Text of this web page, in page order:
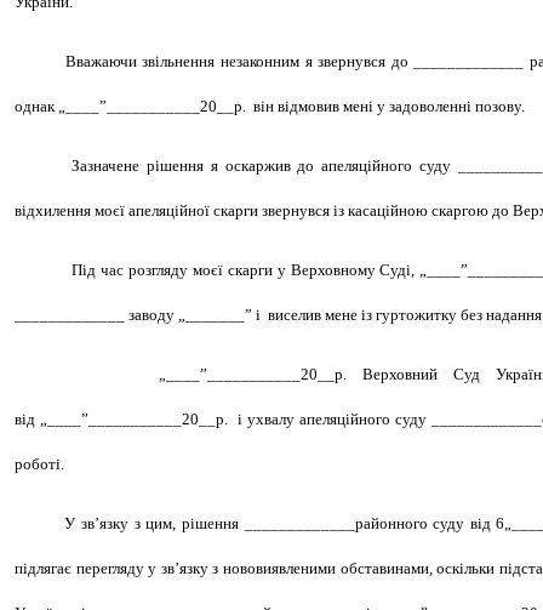
Вважаючи звільнення незаконним я звернувся до _____________
однак „____”___________20__р. він відмовив мені у задоволенні позову.
Зазначене рішення я оскаржив до апеляційного суду
відхилення моєї апеляційної скарги звернувся із касаційною скаргою до
Під час розгляду моєї скарги у Верховному Суді,
_____________ заводу „_______” і виселив мене із гуртожитку без
„____”___________20__р. Верховний Суд
від „____”___________20__р. і ухвалу апеляційного суду
роботі.
У зв’язку з цим, рішення _____________районного суду від
підлягає перегляду у зв’язку з нововиявленими обставинами, оскільки